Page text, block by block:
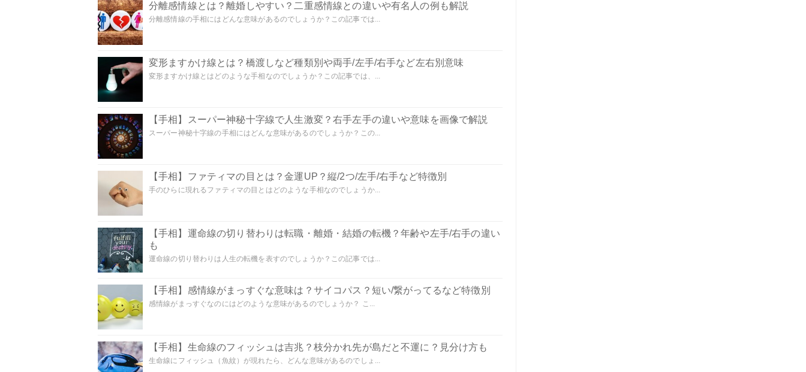
分離感情線とは？離婚しやすい？二重感情線との違いや有名人の例も解説
分離感情線の手相にはどんな意味があるのでしょうか？この記事では...
変形ますかけ線とは？橋渡しなど種類別や両手/左手/右手など左右別意味
変形ますかけ線とはどのような手相なのでしょうか？この記事では、...
【手相】スーパー神秘十字線で人生激変？右手左手の違いや意味を画像で解説
スーパー神秘十字線の手相にはどんな意味があるのでしょうか？この...
【手相】ファティマの目とは？金運UP？縦/2つ/左手/右手など特徴別
手のひらに現れるファティマの目とはどのような手相なのでしょうか...
【手相】運命線の切り替わりは転職・離婚・結婚の転機？年齢や左手/右手の違い
も
運命線の切り替わりは人生の転機を表すのでしょうか？この記事では...
【手相】感情線がまっすぐな意味は？サイコパス？短い/繋がってるなど特徴別
感情線がまっすぐなのにはどのような意味があるのでしょうか？ こ...
【手相】生命線のフィッシュは吉兆？枝分かれ先が島だと不運に？見分け方も
生命線にフィッシュ（魚紋）が現れたら、どんな意味があるのでしょ...